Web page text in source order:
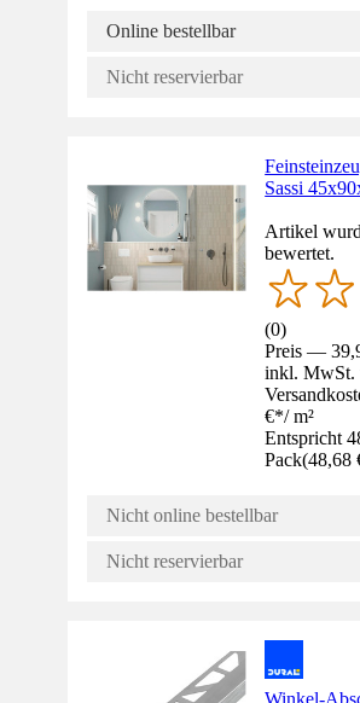
Online bestellbar
Nicht reservierbar
Sassi
Artikel
bewertet.
(0)
Preis —
inkl. MwSt.
€*/ m²
Entspricht
Pack(48,68
Nicht online bestellbar
Nicht reservierbar
Winkel-